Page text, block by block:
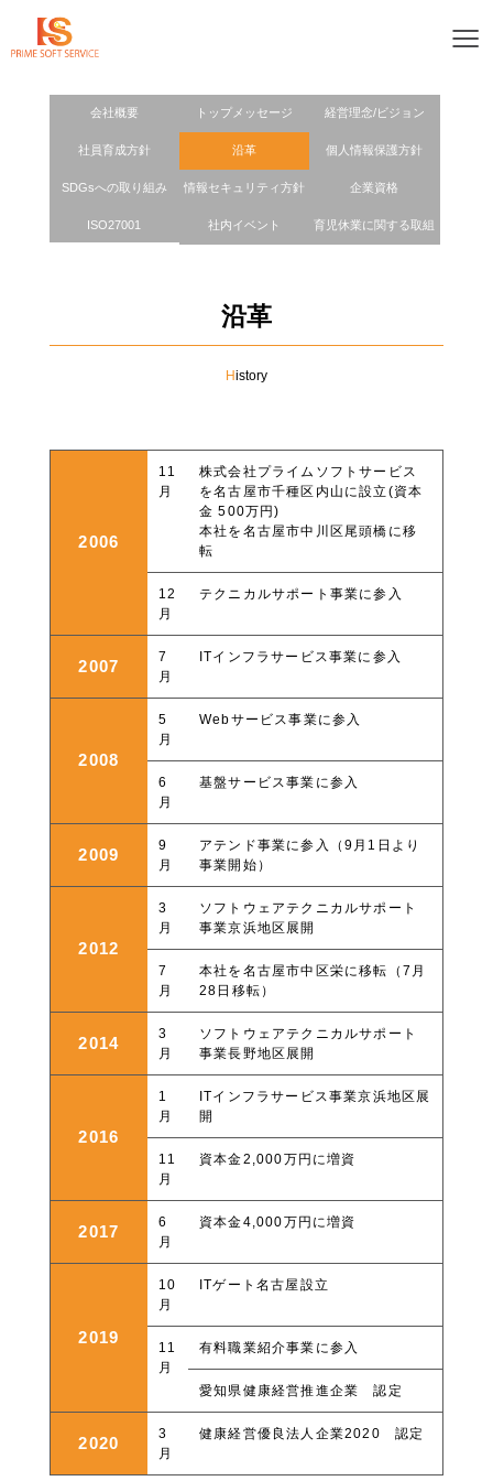
≡
会社概要 トップメッセージ 経営理念/ビジョン
社員育成方針 沿革 個人情報保護方針
SDGsへの取り組み 情報セキュリティ方針 企業資格
ISO27001 社内イベント 育児休業に関する取組
沿革
History
2006
11
月
株式会社プライムソフトサービス
を名古屋市千種区内山に設立(資本
金 500万円)
本社を名古屋市中川区尾頭橋に移
転
12
月
テクニカルサポート事業に参入
2007
7
月
ITインフラサービス事業に参入
2008
5
月
Webサービス事業に参入
6
月
基盤サービス事業に参入
2009
9
月
アテンド事業に参入（9月1日より
事業開始）
2012
3
月
ソフトウェアテクニカルサポート
事業京浜地区展開
7
月
本社を名古屋市中区栄に移転（7月
28日移転）
2014
3
月
ソフトウェアテクニカルサポート
事業長野地区展開
2016
1
月
ITインフラサービス事業京浜地区展
開
11
月
資本金2,000万円に増資
2017
6
月
資本金4,000万円に増資
2019
10
月
ITゲート名古屋設立
11
月
有料職業紹介事業に参入
愛知県健康経営推進企業 認定
2020
3
月
健康経営優良法人企業2020 認定